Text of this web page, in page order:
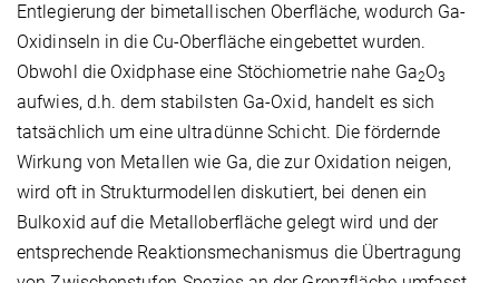
Entlegierung der bimetallischen Oberfläche, wodurch Ga-
Oxidinseln in die Cu-Oberfläche eingebettet wurden.
Obwohl die Oxidphase eine Stöchiometrie nahe Ga2O3
aufwies, d.h. dem stabilsten Ga-Oxid, handelt es sich
tatsächlich um eine ultradünne Schicht. Die fördernde
Wirkung von Metallen wie Ga, die zur Oxidation neigen,
wird oft in Strukturmodellen diskutiert, bei denen ein
Bulkoxid auf die Metalloberfläche gelegt wird und der
entsprechende Reaktionsmechanismus die Übertragung